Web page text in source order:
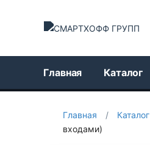
Главная Каталог
Главная / Каталог
входами)